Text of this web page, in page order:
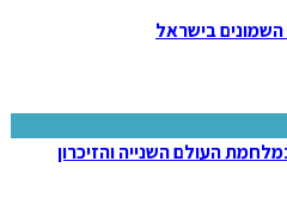
בישראל